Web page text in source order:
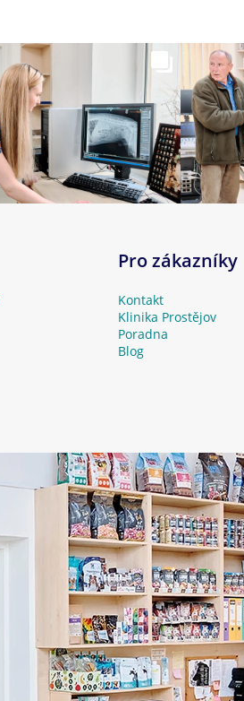
Pro zákazníky
Kontakt
Klinika Prostějov
Poradna
Blog